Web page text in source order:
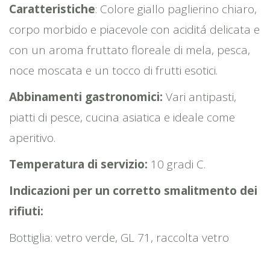
Caratteristiche: Colore giallo paglierino chiaro,
corpo morbido e piacevole con aciditá delicata e
con un aroma fruttato floreale di mela, pesca,
noce moscata e un tocco di frutti esotici.
Abbinamenti gastronomici: Vari antipasti,
piatti di pesce, cucina asiatica e ideale come
aperitivo.
Temperatura di servizio: 10 gradi C.
Indicazioni per un corretto smalitmento dei
rifiuti:
Bottiglia: vetro verde, GL 71, raccolta vetro